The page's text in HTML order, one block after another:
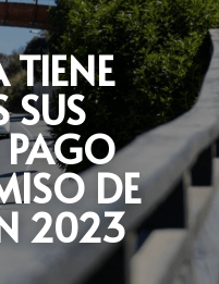
SUS
PAGO
DE
2023